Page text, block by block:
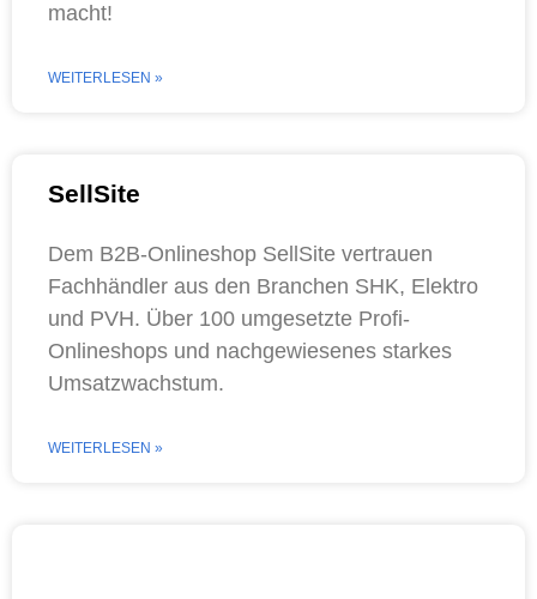
macht!
WEITERLESEN »
SellSite
Dem B2B-Onlineshop SellSite vertrauen
Fachhändler aus den Branchen SHK, Elektro
und PVH. Über 100 umgesetzte Profi-
Onlineshops und nachgewiesenes starkes
Umsatzwachstum.
WEITERLESEN »